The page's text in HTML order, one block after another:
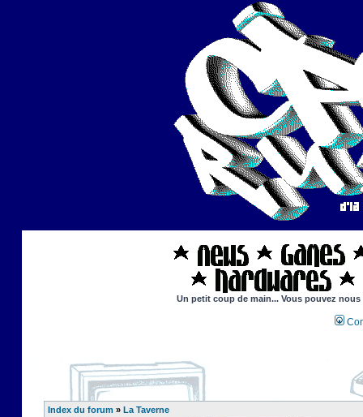
Un petit coup de main... Vous pouvez
Index du forum » La Taverne